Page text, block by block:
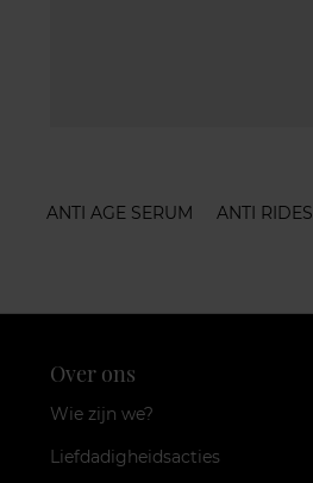
ANTI AGE SERUM ANTI RIDES
Over ons
Wie zijn we?
Liefdadigheidsacties